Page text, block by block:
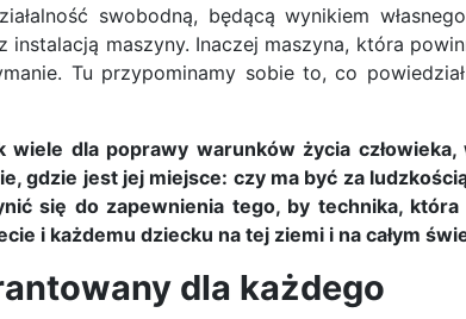
swobodną, będącą wynikiem
maszyny. Inaczej maszyna, która
Tu przypominamy sobie to, co
dla poprawy warunków życia
gdzie jest jej miejsce: czy ma być za
się do zapewnienia tego, by technika, która
i każdemu dziecku na tej ziemi i na całym
dla każdego